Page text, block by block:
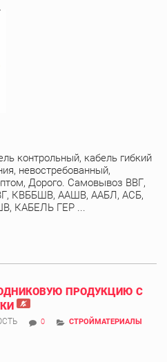
контрольный, кабель гибкий
невостребованный,
Дорого. Самовывоз ВВГ,
КВББШВ, ААШВ, ААБЛ, АСБ,
КАБЕЛЬ ГЕР ...
ПРОДУКЦИЮ С
0 СТРОЙМАТЕРИАЛЫ